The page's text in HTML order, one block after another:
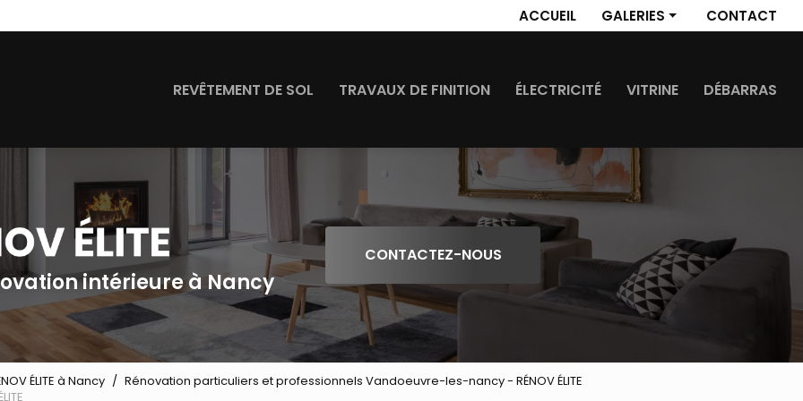
ACCUEIL
GALERIES
Travaux de finition
Débarras
CONTACT
REVÊTEMENT DE SOL TRAVAUX DE FINITION ÉLECTRICITÉ VITRINE DÉBARRAS
intérieure à Nancy
CONTACTEZ-NOUS
ÉLITE à Nancy
Rénovation particuliers et professionnels Vandoeuvre-les-nancy - RÉNOV ÉLITE